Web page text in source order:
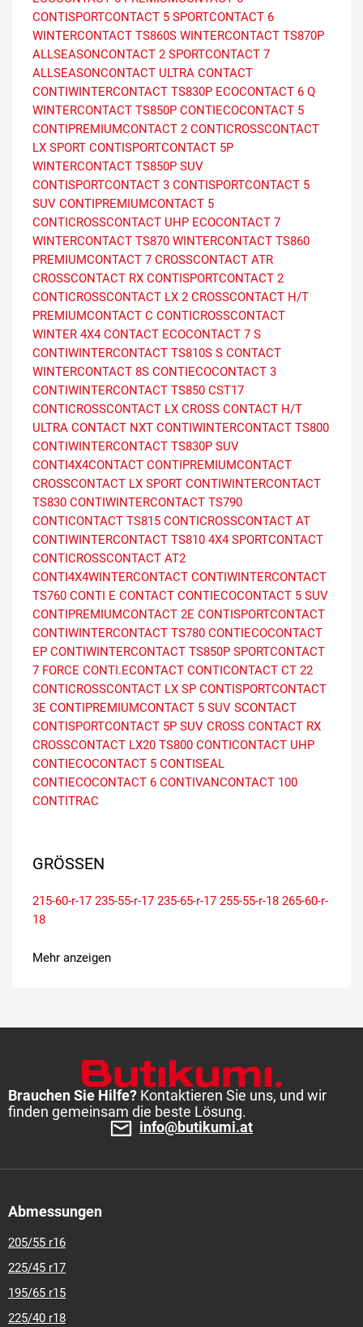
CONTISPORTCONTACT 5 SPORTCONTACT 6
WINTERCONTACT TS860S WINTERCONTACT TS870P
ALLSEASONCONTACT 2 SPORTCONTACT 7
ALLSEASONCONTACT ULTRA CONTACT
CONTIWINTERCONTACT TS830P ECOCONTACT 6 Q
WINTERCONTACT TS850P CONTIECOCONTACT 5
CONTIPREMIUMCONTACT 2 CONTICROSSCONTACT
LX SPORT CONTISPORTCONTACT 5P
WINTERCONTACT TS850P SUV
CONTISPORTCONTACT 3 CONTISPORTCONTACT 5
SUV CONTIPREMIUMCONTACT 5
CONTICROSSCONTACT UHP ECOCONTACT 7
WINTERCONTACT TS870 WINTERCONTACT TS860
PREMIUMCONTACT 7 CROSSCONTACT ATR
CROSSCONTACT RX CONTISPORTCONTACT 2
CONTICROSSCONTACT LX 2 CROSSCONTACT H/T
PREMIUMCONTACT C CONTICROSSCONTACT
WINTER 4X4 CONTACT ECOCONTACT 7 S
CONTIWINTERCONTACT TS810S S CONTACT
WINTERCONTACT 8S CONTIECOCONTACT 3
CONTIWINTERCONTACT TS850 CST17
CONTICROSSCONTACT LX CROSS CONTACT H/T
ULTRA CONTACT NXT CONTIWINTERCONTACT TS800
CONTIWINTERCONTACT TS830P SUV
CONTI4X4CONTACT CONTIPREMIUMCONTACT
CROSSCONTACT LX SPORT CONTIWINTERCONTACT
TS830 CONTIWINTERCONTACT TS790
CONTICONTACT TS815 CONTICROSSCONTACT AT
CONTIWINTERCONTACT TS810 4X4 SPORTCONTACT
CONTICROSSCONTACT AT2
CONTI4X4WINTERCONTACT CONTIWINTERCONTACT
TS760 CONTI E CONTACT CONTIECOCONTACT 5 SUV
CONTIPREMIUMCONTACT 2E CONTISPORTCONTACT
CONTIWINTERCONTACT TS780 CONTIECOCONTACT
EP CONTIWINTERCONTACT TS850P SPORTCONTACT
7 FORCE CONTI.ECONTACT CONTICONTACT CT 22
CONTICROSSCONTACT LX SP CONTISPORTCONTACT
3E CONTIPREMIUMCONTACT 5 SUV SCONTACT
CONTISPORTCONTACT 5P SUV CROSS CONTACT RX
CROSSCONTACT LX20 TS800 CONTICONTACT UHP
CONTIECOCONTACT 5 CONTISEAL
CONTIECOCONTACT 6 CONTIVANCONTACT 100
CONTITRAC
GRÖSSEN
215-60-r-17 235-55-r-17 235-65-r-17 255-55-r-18 265-60-r-
18
Mehr anzeigen
Brauchen Sie Hilfe? Kontaktieren Sie uns, und wir
finden gemeinsam die beste Lösung.
info@butikumi.at
Abmessungen
205/55 r16
225/45 r17
195/65 r15
225/40 r18